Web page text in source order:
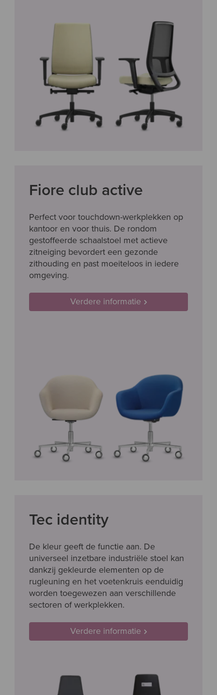
Fiore club active
Perfect voor touchdown-werkplekken op
kantoor en voor thuis. De rondom
gestoffeerde schaalstoel met actieve
zitneiging bevordert een gezonde
zithouding en past moeiteloos in iedere
omgeving.
Verdere informatie
Tec identity
De kleur geeft de functie aan. De
universeel inzetbare industriële stoel kan
dankzij gekleurde elementen op de
rugleuning en het voetenkruis eenduidig
worden toegewezen aan verschillende
sectoren of werkplekken.
Verdere informatie